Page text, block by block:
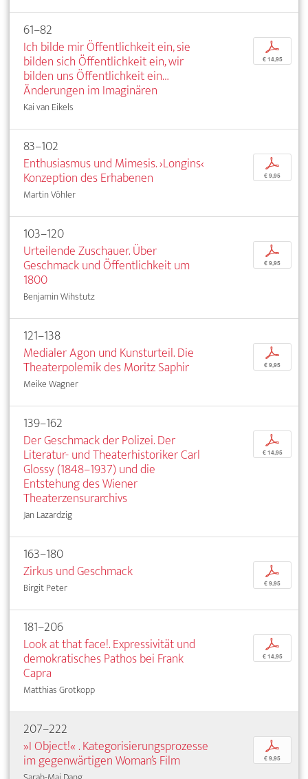
61–82
Ich bilde mir Öffentlichkeit ein, sie
bilden sich Öffentlichkeit ein, wir
bilden uns Öffentlichkeit ein…
Änderungen im Imaginären
Kai van Eikels
p
€ 14,95
83–102
Enthusiasmus und Mimesis. ›Longins‹
Konzeption des Erhabenen
Martin Vöhler
p
€ 9,95
103–120
Urteilende Zuschauer. Über
Geschmack und Öffentlichkeit um
1800
Benjamin Wihstutz
p
€ 9,95
121–138
Medialer Agon und Kunsturteil. Die
Theaterpolemik des Moritz Saphir
Meike Wagner
p
€ 9,95
139–162
Der Geschmack der Polizei. Der
Literatur- und Theaterhistoriker Carl
Glossy (1848–1937) und die
Entstehung des Wiener
Theaterzensurarchivs
Jan Lazardzig
p
€ 14,95
163–180
Zirkus und Geschmack
Birgit Peter
p
€ 9,95
181–206
Look at that face!. Expressivität und
demokratisches Pathos bei Frank
Capra
Matthias Grotkopp
p
€ 14,95
207–222
»I Object!« . Kategorisierungsprozesse
im gegenwärtigen Woman’s Film
p
€ 9,95